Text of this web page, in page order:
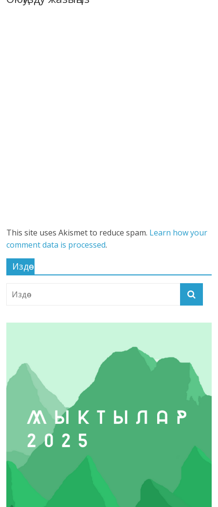
This site uses Akismet to reduce spam. Learn how your
comment data is processed.
Издөө